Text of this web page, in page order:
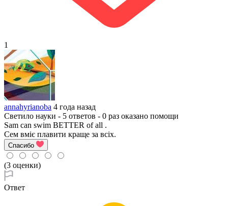
1
annahyrianoba 4 года назад
Светило науки - 5 ответов - 0 раз оказано помощи
Sam can swim BETTER of all .
Сем вміє плавити краще за всіх.
Спасибо
(3 оценки)
Ответ